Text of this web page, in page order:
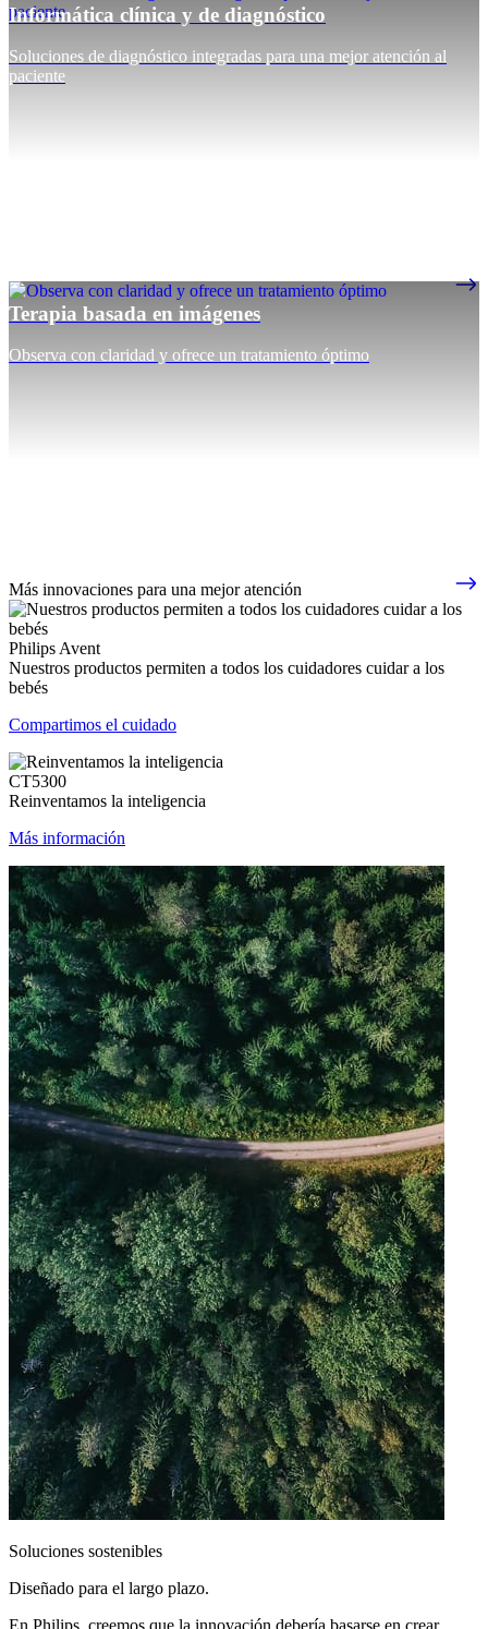
Informática clínica y de diagnóstico
Soluciones de diagnóstico integradas para una mejor atención al
paciente
Terapia basada en imágenes
Observa con claridad y ofrece un tratamiento óptimo
Más innovaciones para una mejor atención
Philips Avent
Nuestros productos permiten a todos los cuidadores cuidar a los
bebés
Compartimos el cuidado
CT5300
Reinventamos la inteligencia
Más información
Soluciones sostenibles
Diseñado para el largo plazo.
En Philips, creemos que la innovación debería basarse en crear